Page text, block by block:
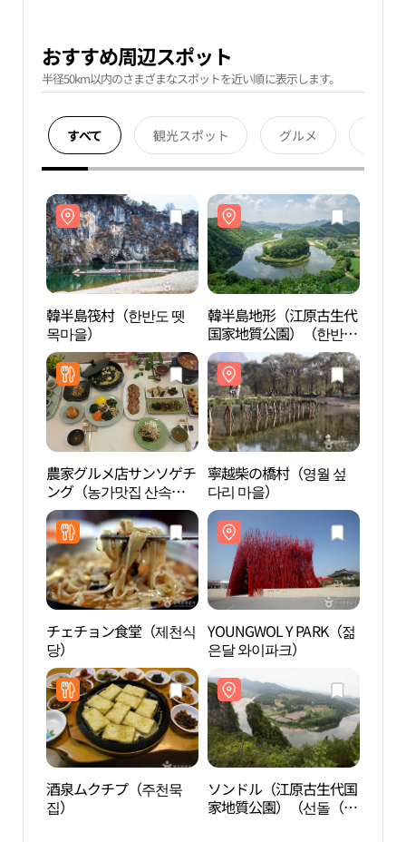
おすすめ周辺スポット
半径50km以内のさまざまなスポットを近い順に表示します。
すべて 観光スポット グルメ
韓半島筏村（한반도 뗏
목마을）
韓半島地形（江原古生代
国家地質公園）（한반도
지형（강원고생대 국가
지질공원））
農家グルメ店サンソゲチ
ング（농가맛집 산속의
친구）
寧越柴の橋村（영월 섶
다리 마을）
チェチョン食堂（제천식
당）
YOUNGWOL Y PARK（젊
은달 와이파크）
酒泉ムクチプ（주천묵
집）
ソンドル（江原古生代国
家地質公園）（선돌（강